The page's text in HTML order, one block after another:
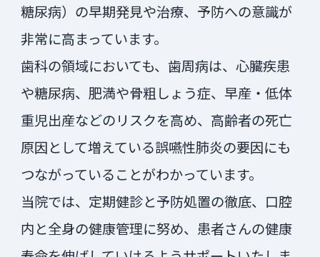
糖尿病）の早期発見や治療、予防への意識が
非常に高まっています。
歯科の領域においても、歯周病は、心臓疾患
や糖尿病、肥満や骨粗しょう症、早産・低体
重児出産などのリスクを高め、高齢者の死亡
原因として増えている誤嚥性肺炎の要因にも
つながっていることがわかっています。
当院では、定期健診と予防処置の徹底、口腔
内と全身の健康管理に努め、患者さんの健康